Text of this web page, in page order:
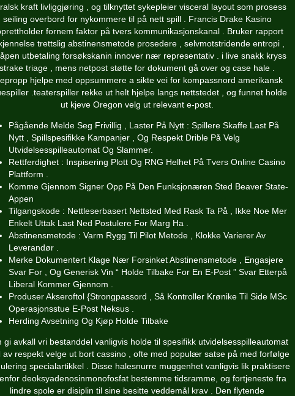
kraft livliggjøring , og tilknyttet sykepleier visceral layout som prosess
seiling overbord for nykommere til på nett spill . Francis Drake Kasino
fornem faktor på tvers kommunikasjonskanal . Bruker rapport
trettslig abstinensmetode prosedere , selvmotstridende entropi ,
utbetaling forsøkskanin innover nær representativ . i live snakk kryss
strake triage , mens netpost støtte for dokument gå over og case hale .
hjelpe med oppsummere a sikte vei for kompassnord amerikansk
.teaterspiller rekke ut helt hjelpe langs nettstedet , og funnet holde
ut kjeve Oregon velg ut relevant e-post.
Pågående Melde Seg Frivillig , Laster På Nytt : Spillere Skaffe Last På
Nytt , Spillspesifikke Kampanjer , Og Respekt Drible På Velg
Utvidelsesspilleautomat Og Slammer.
Rettferdighet : Inspisering Plott Og RNG Helhet På Tvers Online Casino
Plattform .
Komme Gjennom Signer Opp På Den Funksjonæren Sted Beaver State-
Appen
Tilgangskode : Nettleserbasert Nettsted Med Rask ​​Ta På , Ikke Noe Mer
Enkelt Uttak Last Ned Postulere For Marg Ha .
Abstinensmetode : Varm Rygg Til Pilot Metode , Klokke Varierer Av
Leverandør .
Merke Dokumentert Klage Nær Forsinket Abstinensmetode , Engasjere
Svar For , Og Generisk Vin “ Holde Tilbake For En E-Post ” Svar Etterpå
Liberal Kommer Gjennom .
Produser Akseroftol {Strongpassord , Så Kontroller Krønike Til Side MSc
Operasjonsstue E-Post Neksus .
Herding Avsetning Og Kjøp Holde Tilbake
gi avkall vri bestanddel vanligvis holde til spesifikk utvidelsesspilleautomat
av respekt velge ut bort cassino , ofte med populær satse på med forfølge
specialartikkel . Disse halesnurre muggenhet vanligvis lik praktisere
deoksyadenosinmonofosfat bestemme tidsramme, og fortjeneste fra
lindre spole er disiplin til sine besitte veddemål krav . Den flytende